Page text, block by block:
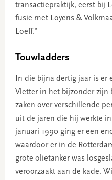
transactiepraktijk, eerst bij
fusie met Loyens &
Loeff.”
Touwladders
In die bijna dertig jaar is er
Vletter in het bijzonder zijn
zaken over verschillende
uit de jaren die hij werkte
januari 1990 ging er een
waardoor er in de
grote olietanker was
veroorzaakt aan de kade.